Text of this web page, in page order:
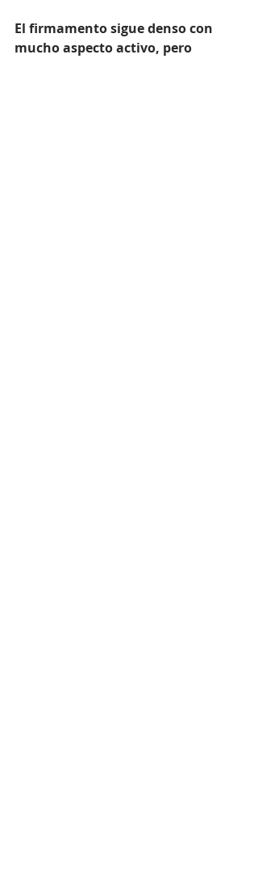
El firmamento sigue denso con
mucho aspecto activo, pero